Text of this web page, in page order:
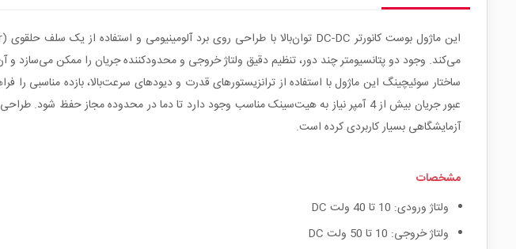
می‌کند. وجود دو پتانسیومتر چند دور، تنظیم دقیق ولتاژ خروجی و محدودکننده جریان را ممکن می‌سازد و
عبور جریان بیش از 4 آمپر نیاز به هیت‌سینک مناسب وجود دارد تا دما در محدوده مجاز
آزمایشگاهی بسیار کاربردی کرده است.
مشخصات
ولتاژ ورودی: 10 تا 40 ولت DC
ولتاژ خروجی: 10 تا 50 ولت DC